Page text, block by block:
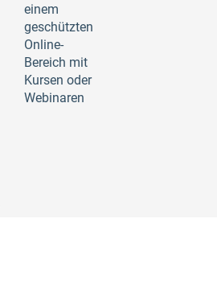
einem
geschützten
Online-
Bereich mit
Kursen oder
Webinaren